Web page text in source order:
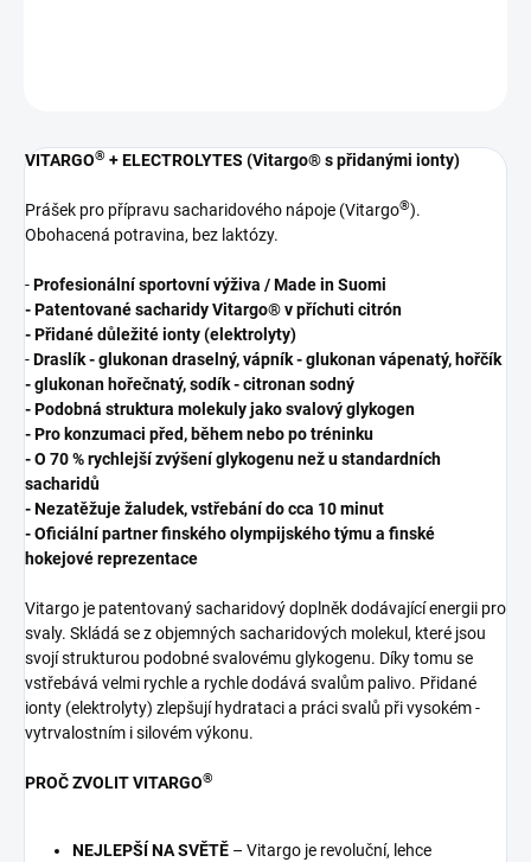
VITARGO® + ELECTROLYTES (Vitargo® s přidanými ionty)
Prášek pro přípravu sacharidového nápoje (Vitargo®).
Obohacená potravina, bez laktózy.
-Profesionální sportovní výživa / Made in Suomi
- Patentované sacharidy Vitargo® v příchuti citrón
- Přidané důležité ionty (elektrolyty)
-Draslík - glukonan draselný, vápník - glukonan vápenatý, hořčík
- glukonan hořečnatý, sodík - citronan sodný
- Podobná struktura molekuly jako svalový glykogen
- Pro konzumaci před, během nebo po tréninku
- O 70 % rychlejší zvýšení glykogenu než u standardních
sacharidů
- Nezatěžuje žaludek, vstřebání do cca 10 minut
- Oficiální partner finského olympijského týmu a finské
hokejové reprezentace
Vitargo je patentovaný sacharidový doplněk dodávající energii pro
svaly. Skládá se z objemných sacharidových molekul, které jsou
svojí strukturou podobné svalovému glykogenu. Díky tomu se
vstřebává velmi rychle a rychle dodává svalům palivo. Přidané
ionty (elektrolyty) zlepšují hydrataci a práci svalů při vysokém -
vytrvalostním i silovém výkonu.
PROČ ZVOLIT VITARGO®
NEJLEPŠÍ NA SVĚTĚ – Vitargo je revoluční, lehce